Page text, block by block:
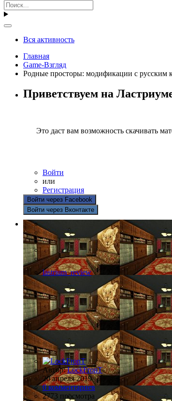
Вся активность
Главная
Game-Взгляд
Родные просторы: модификации с русским
Приветствуем на
Это даст вам возможность скачивать
Войти
или
Регистрация
Войти через Facebook
Войти через Вконтакте
lastrium_review
Автор:LockFronT
20 апреля 2019
0 комментариев
2773 просмотра